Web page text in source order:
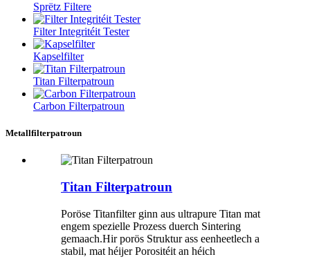
Sprëtz Filtere
Filter Integritéit Tester
Kapselfilter
Titan Filterpatroun
Carbon Filterpatroun
Metallfilterpatroun
Titan Filterpatroun
Poröse Titanfilter ginn aus ultrapure Titan mat
engem spezielle Prozess duerch Sintering
gemaach.Hir porös Struktur ass eenheetlech a
stabil, mat héijer Porositéit an héich